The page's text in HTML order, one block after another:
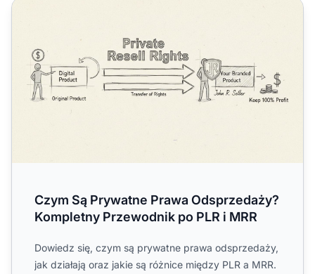
Czym Są Prywatne Prawa Odsprzedaży? Kompletny
Czym Są Prywatne Prawa Odsprzedaży?
Kompletny Przewodnik po PLR i MRR
Dowiedz się, czym są prywatne prawa odsprzedaży,
jak działają oraz jakie są różnice między PLR a MRR.